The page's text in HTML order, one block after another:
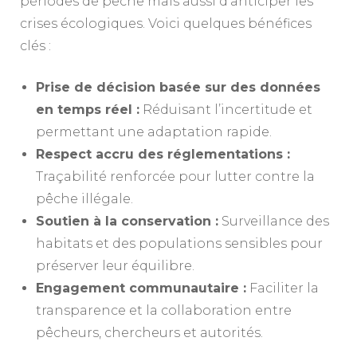
crises écologiques. Voici quelques bénéfices
clés :
Prise de décision basée sur des données
en temps réel : Réduisant l’incertitude et
permettant une adaptation rapide.
Respect accru des réglementations :
Traçabilité renforcée pour lutter contre la
pêche illégale.
Soutien à la conservation : Surveillance des
habitats et des populations sensibles pour
préserver leur équilibre.
Engagement communautaire : Faciliter la
transparence et la collaboration entre
pêcheurs, chercheurs et autorités.